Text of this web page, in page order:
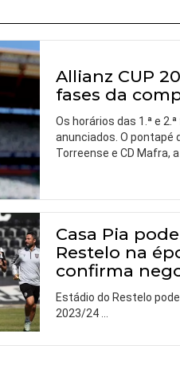
Allianz CUP
fases da
Os horários das 1.ª e
anunciados. O pontapé
Torreense e CD Mafra,
Casa Pia
Restelo na
confirma
Estádio do Restelo
2023/24